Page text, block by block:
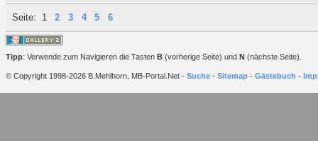
Seite: 1 2 3 4 5 6
Tipp: Verwende zum Navigieren die Tasten B (vorherige Seite) und N (nächste Seite).
© Copyright 1998-2026 B.Mehlhorn, MB-Portal.Net - Suche - Sitemap - Gästebuch -